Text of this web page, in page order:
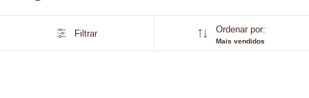
Filtrar Ordenar por:
Mais vendidos